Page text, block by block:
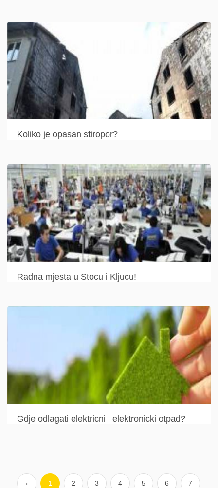
Koliko je opasan stiropor?
Radna mjesta u Stocu i Kljucu!
Gdje odlagati elektricni i elektronicki otpad?
‹ 1 2 3 4 5 6 7